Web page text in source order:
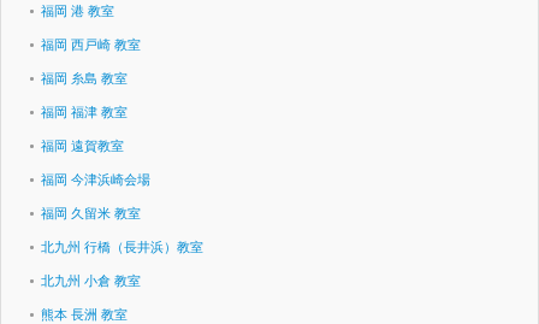
福岡 港 教室
福岡 西戸崎 教室
福岡 糸島 教室
福岡 福津 教室
福岡 遠賀教室
福岡 今津浜崎会場
福岡 久留米 教室
北九州 行橋（長井浜）教室
北九州 小倉 教室
熊本 長洲 教室